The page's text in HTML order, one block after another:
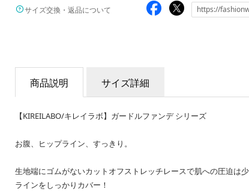
サイズ交換・返品について
商品説明 サイズ詳細
【KIREILABO/キレイラボ】ガードルファンデ シリーズ
お腹、ヒップライン、すっきり。
生地端にゴムがないカットオフストレッチレースで肌への圧迫は
ラインをしっかりカバー！